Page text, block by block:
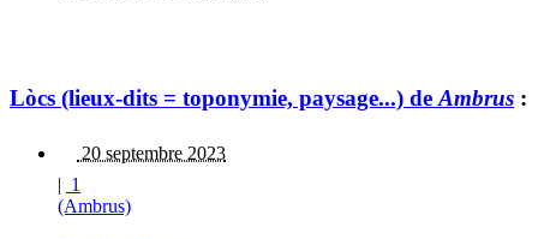
Lòcs (lieux-dits = toponymie, paysage...) de Ambrus :
20 septembre 2023
| 1
(Ambrus)